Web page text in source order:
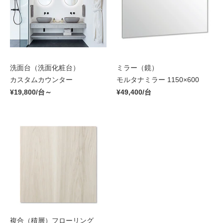
洗面台（洗面化粧台）
カスタムカウンター
¥19,800/台～
ミラー（鏡）
モルタナミラー 1150×600
¥49,400/台
複合（積層）フローリング